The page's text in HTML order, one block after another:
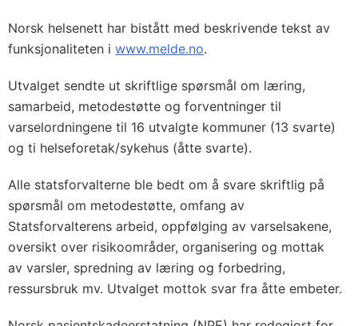
Norsk helsenett har bistått med beskrivende tekst av
funksjonaliteten i www.melde.no.
Utvalget sendte ut skriftlige spørsmål om læring,
samarbeid, metodestøtte og forventninger til
varselordningene til 16 utvalgte kommuner (13 svarte)
og ti helseforetak/sykehus (åtte svarte).
Alle statsforvalterne ble bedt om å svare skriftlig på
spørsmål om metodestøtte, omfang av
Statsforvalterens arbeid, oppfølging av varselsakene,
oversikt over risikoområder, organisering og mottak
av varsler, spredning av læring og forbedring,
ressursbruk mv. Utvalget mottok svar fra åtte embeter.